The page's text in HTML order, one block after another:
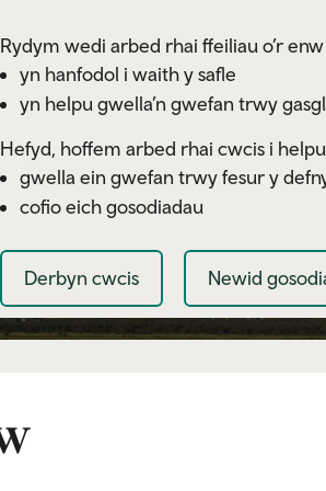
Rydym wedi arbed rhai ffeiliau o’r enw
yn hanfodol i waith y safle
yn helpu gwella’n gwefan trwy
Hefyd, hoffem arbed rhai cwcis i
gwella ein gwefan trwy fesur y
cofio eich gosodiadau
Derbyn cwcis Newid